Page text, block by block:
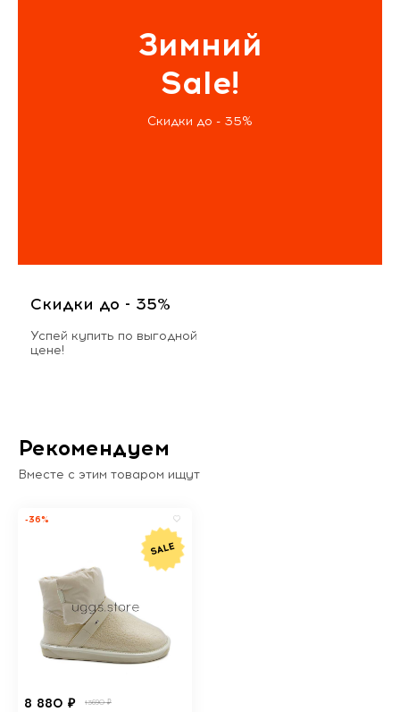
Зимний
Sale!
Скидки до - 35%
Скидки до - 35%
Успей купить по выгодной
цене!
Рекомендуем
Вместе с этим товаром ищут
-36%
8 880 ₽ 13690 ₽